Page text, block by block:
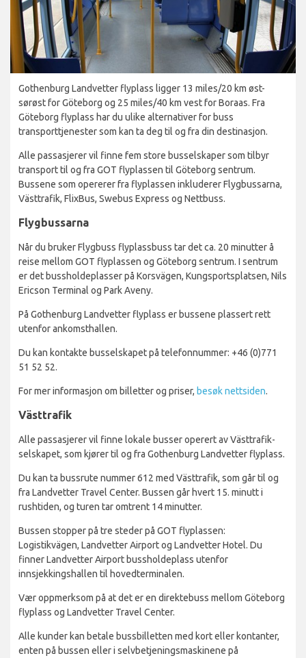
Gothenburg Landvetter flyplass ligger 13 miles/20 km øst-
sørøst for Göteborg og 25 miles/40 km vest for Boraas. Fra
Göteborg flyplass har du ulike alternativer for buss
transporttjenester som kan ta deg til og fra din destinasjon.
Alle passasjerer vil finne fem store busselskaper som tilbyr
transport til og fra GOT flyplassen til Göteborg sentrum.
Bussene som opererer fra flyplassen inkluderer Flygbussarna,
Västtrafik, FlixBus, Swebus Express og Nettbuss.
Flygbussarna
Når du bruker Flygbuss flyplassbuss tar det ca. 20 minutter å
reise mellom GOT flyplassen og Göteborg sentrum. I sentrum
er det bussholdeplasser på Korsvägen, Kungsportsplatsen, Nils
Ericson Terminal og Park Aveny.
På Gothenburg Landvetter flyplass er bussene plassert rett
utenfor ankomsthallen.
Du kan kontakte busselskapet på telefonnummer: +46 (0)771
51 52 52.
For mer informasjon om billetter og priser, besøk nettsiden.
Västtrafik
Alle passasjerer vil finne lokale busser operert av Västtrafik-
selskapet, som kjører til og fra Gothenburg Landvetter flyplass.
Du kan ta bussrute nummer 612 med Västtrafik, som går til og
fra Landvetter Travel Center. Bussen går hvert 15. minutt i
rushtiden, og turen tar omtrent 14 minutter.
Bussen stopper på tre steder på GOT flyplassen:
Logistikvägen, Landvetter Airport og Landvetter Hotel. Du
finner Landvetter Airport bussholdeplass utenfor
innsjekkingshallen til hovedterminalen.
Vær oppmerksom på at det er en direktebuss mellom Göteborg
flyplass og Landvetter Travel Center.
Alle kunder kan betale bussbilletten med kort eller kontanter,
enten på bussen eller i selvbetjeningsmaskinene på